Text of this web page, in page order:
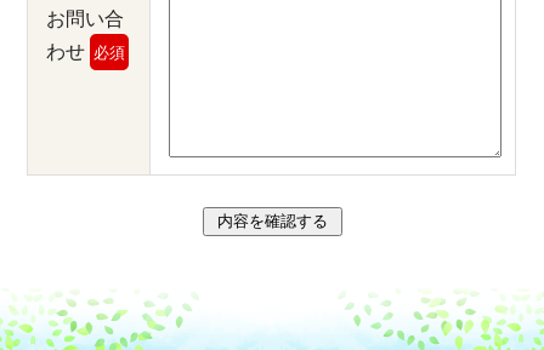
お問い合
わせ 必須